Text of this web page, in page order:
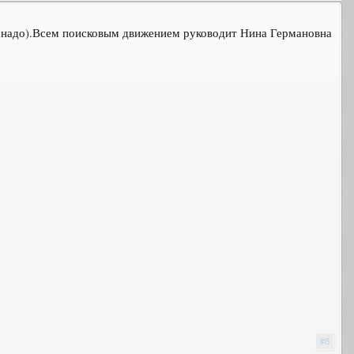
поисковым движением руководит Нина Германовна
#8